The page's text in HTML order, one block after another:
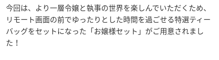
今回は、より一層令嬢と執事の世界を楽しんでいただくため、
リモート画面の前でゆったりとした時間を過ごせる特選ティー
バッグをセットになった「お嬢様セット」がご用意されまし
た！